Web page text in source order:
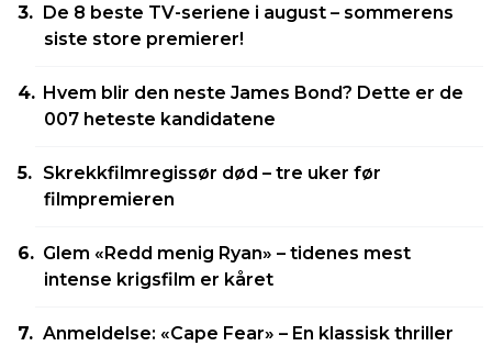
De 8 beste TV-seriene i august – sommerens
siste store premierer!
Hvem blir den neste James Bond? Dette er de
007 heteste kandidatene
Skrekkfilmregissør død – tre uker før
filmpremieren
Glem «Redd menig Ryan» – tidenes mest
intense krigsfilm er kåret
Anmeldelse: «Cape Fear» – En klassisk thriller